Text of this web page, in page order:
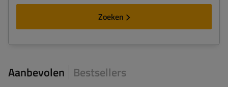
Zoeken
Aanbevolen Bestsellers